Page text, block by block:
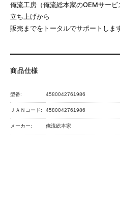
俺流工房（俺流総本家のOEMサー
立ち上げから
販売までをトータルでサポートしま
商品仕様
型番: 4580042761986
ＪＡＮコード: 4580042761986
メーカー: 俺流総本家